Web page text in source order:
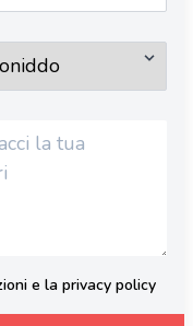
e la privacy policy